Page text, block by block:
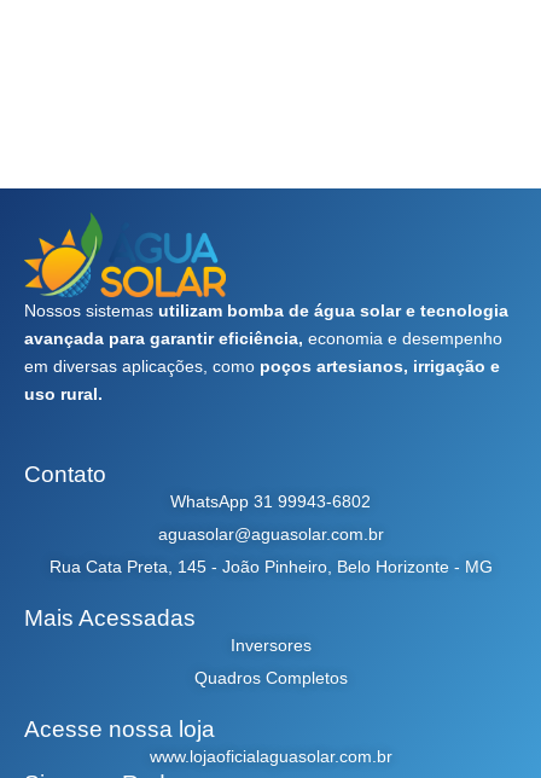
Nossos sistemas utilizam bomba de água solar e tecnologia
avançada para garantir eficiência, economia e desempenho
em diversas aplicações, como poços artesianos, irrigação e
uso rural.
Contato
WhatsApp 31 99943-6802
aguasolar@aguasolar.com.br
Rua Cata Preta, 145 - João Pinheiro, Belo Horizonte - MG
Mais Acessadas
Inversores
Quadros Completos
Acesse nossa loja
www.lojaoficialaguasolar.com.br